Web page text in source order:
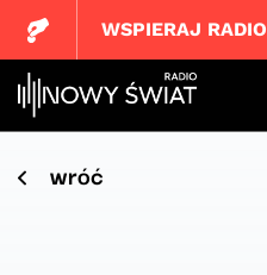
WSPIERAJ RADIO
wróć